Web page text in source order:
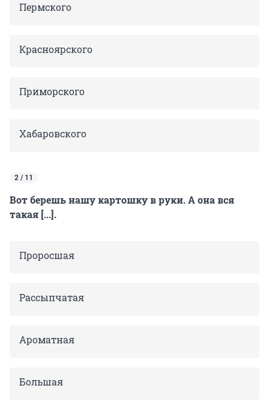
Пермского
Красноярского
Приморского
Хабаровского
2 / 11
Вот берешь нашу картошку в руки. А она вся
такая [...].
Проросшая
Рассыпчатая
Ароматная
Большая